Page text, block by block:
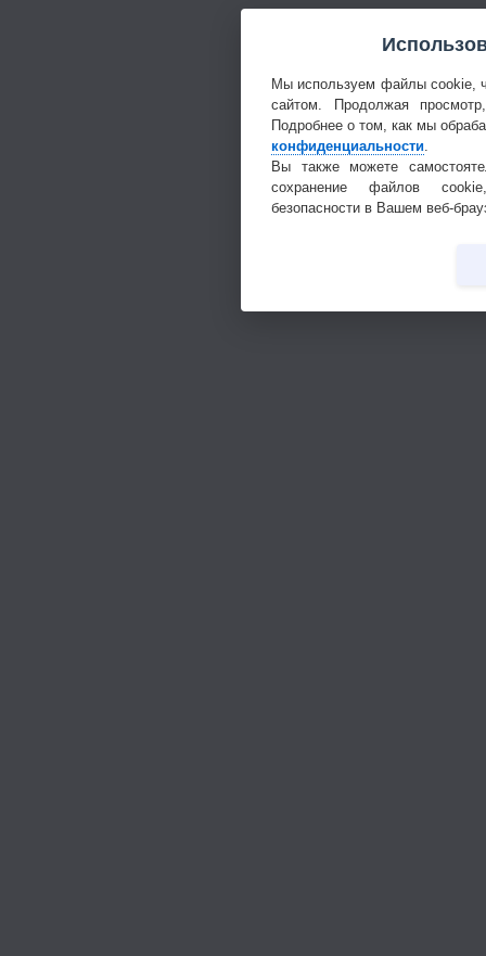
Мы используем файлы cookie,
сайтом. Продолжая
Подробнее о том, как мы
конфиденциальности
Вы также можете
сохранение файлов
безопасности в Вашем веб-